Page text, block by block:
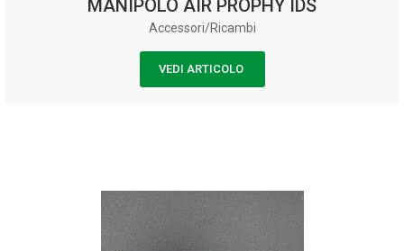
MANIPOLO AIR PROPHY IDS
Accessori/Ricambi
VEDI ARTICOLO